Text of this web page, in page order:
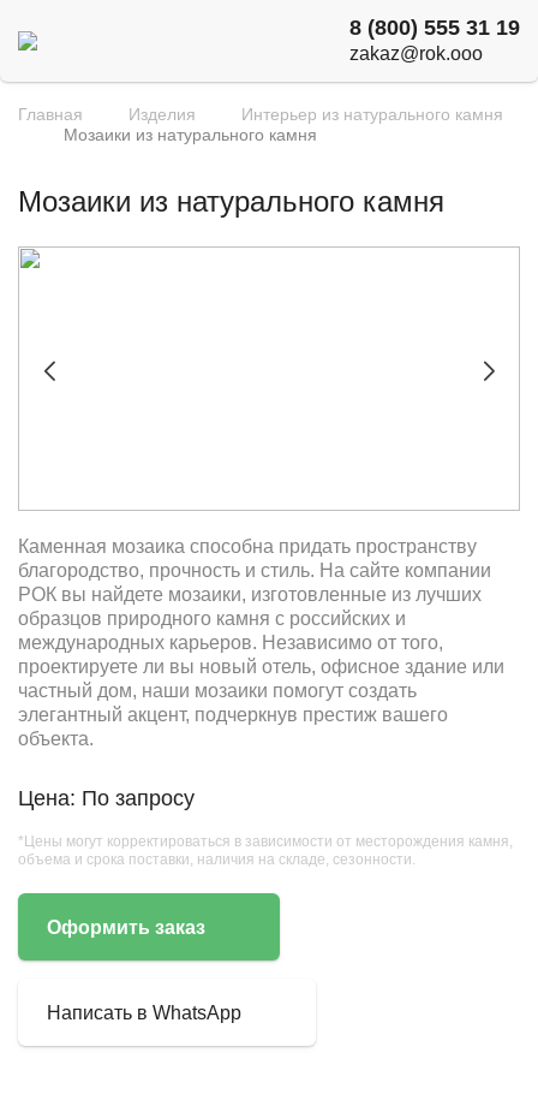
8 (800) 555 31 19
zakaz@rok.ooo
Главная Изделия
Интерьер из натурального камня
Мозаики из натурального камня
Мозаики из натурального камня
Каменная мозаика способна придать пространству
благородство, прочность и стиль. На сайте компании
РОК вы найдете мозаики, изготовленные из лучших
образцов природного камня с российских и
международных карьеров. Независимо от того,
проектируете ли вы новый отель, офисное здание или
частный дом, наши мозаики помогут создать
элегантный акцент, подчеркнув престиж вашего
объекта.
Цена: По запросу
*Цены могут корректироваться в зависимости от месторождения камня,
объема и срока поставки, наличия на складе, сезонности.
Оформить заказ
Написать в WhatsApp